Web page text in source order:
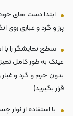
ابتدا دست های
پرز و گرد و غباری روی
سطح نمایشگر را با
عینک به طور کامل
بدون جرم و گرد و
قرار بگیرید)
با استفاده از نوار